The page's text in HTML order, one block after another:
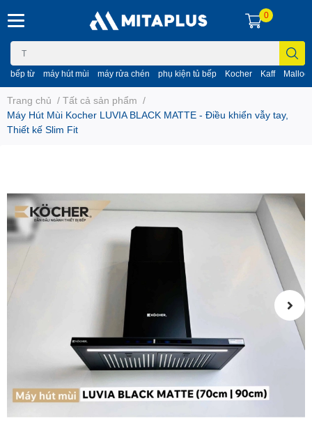
bếp từ máy hút mùi máy rửa chén phụ kiện tủ bếp Kocher Kaff
0
Trang chủ / Tất cả sản phẩm /
Máy Hút Mùi Kocher LUVIA BLACK MATTE - Điều khiển vẫy tay,
Thiết kế Slim Fit